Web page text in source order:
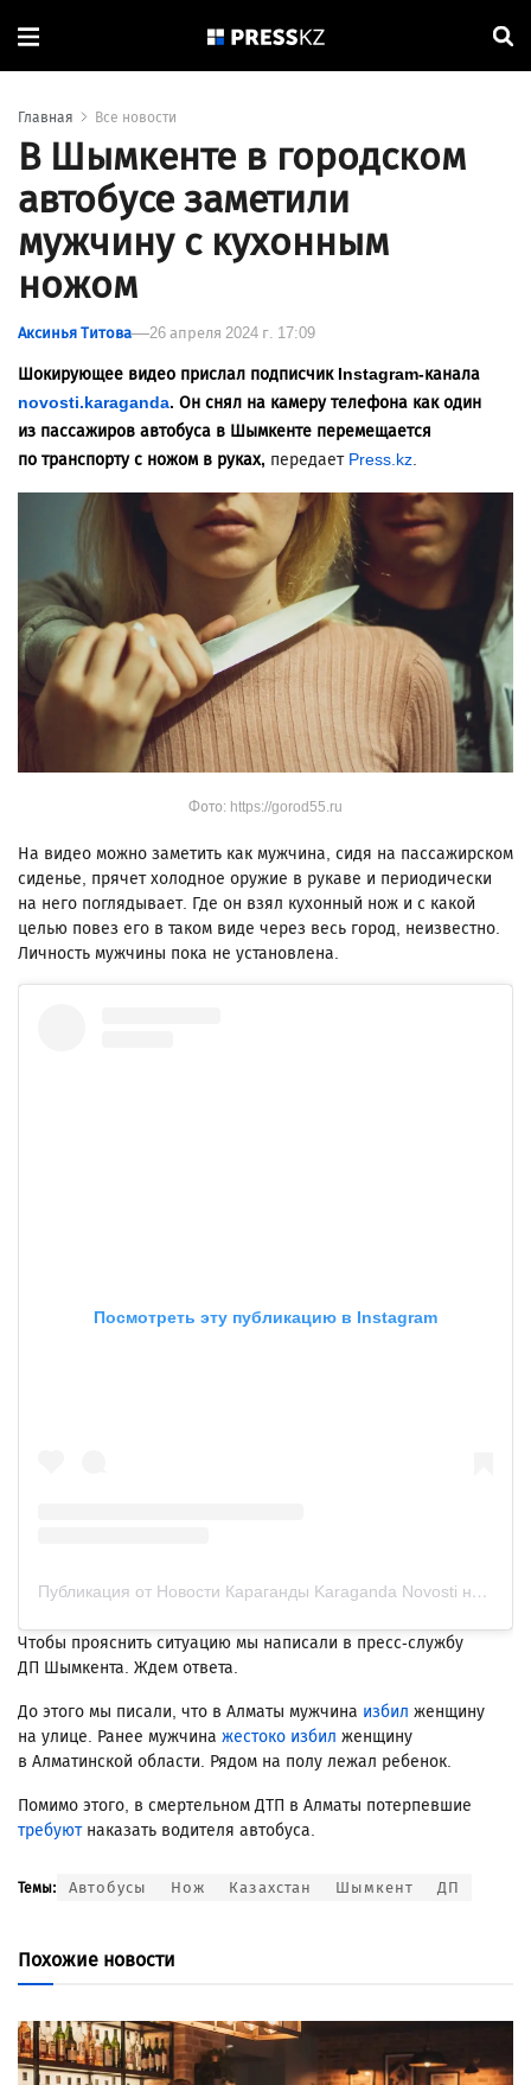
Главная Все новости
В Шымкенте в городском
автобусе заметили
мужчину с кухонным
ножом
Аксинья Титова 26 апреля 2024 г. 17:09
Шокирующее видео прислал подписчик Instagram-канала
novosti.karaganda. Он снял на камеру телефона как один
из пассажиров автобуса в Шымкенте перемещается
по транспорту с ножом в руках, передает Press.kz.
Фото: https://gorod55.ru
На видео можно заметить как мужчина, сидя на пассажирском
сиденье, прячет холодное оружие в рукаве и периодически
на него поглядывает. Где он взял кухонный нож и с какой
целью повез его в таком виде через весь город, неизвестно.
Личность мужчины пока не установлена.
Посмотреть эту публикацию в Instagram
Публикация от Новости Караганды Karaganda Novosti новости KRG (@novosti.karaganda)
Чтобы прояснить ситуацию мы написали в пресс-службу
ДП Шымкента. Ждем ответа.
До этого мы писали, что в Алматы мужчина избил женщину
на улице. Ранее мужчина жестоко избил женщину
в Алматинской области. Рядом на полу лежал ребенок.
Помимо этого, в смертельном ДТП в Алматы потерпевшие
требуютнаказать водителя автобуса.
Темы: Автобусы Нож Казахстан Шымкент ДП
Похожие новости